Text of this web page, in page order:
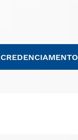
CREDENCIAMENTO